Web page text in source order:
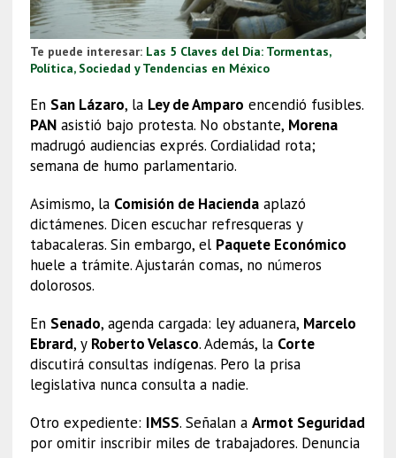
Te puede interesar: Las 5 Claves del Día: Tormentas,
Política, Sociedad y Tendencias en México
En San Lázaro, la Ley de Amparo encendió fusibles.
PANasistió bajo protesta. No obstante, Morena
madrugó audiencias exprés. Cordialidad rota;
semana de humo parlamentario.
Asimismo, la Comisión de Haciendaaplazó
dictámenes. Dicen escuchar refresqueras y
tabacaleras. Sin embargo, el Paquete Económico
huele a trámite. Ajustarán comas, no números
dolorosos.
En Senado, agenda cargada: ley aduanera, Marcelo
Ebrard, y Roberto Velasco. Además, la Corte
discutirá consultas indígenas. Pero la prisa
legislativa nunca consulta a nadie.
Otro expediente: IMSS. Señalan a Armot Seguridad
por omitir inscribir miles de trabajadores. Denuncia